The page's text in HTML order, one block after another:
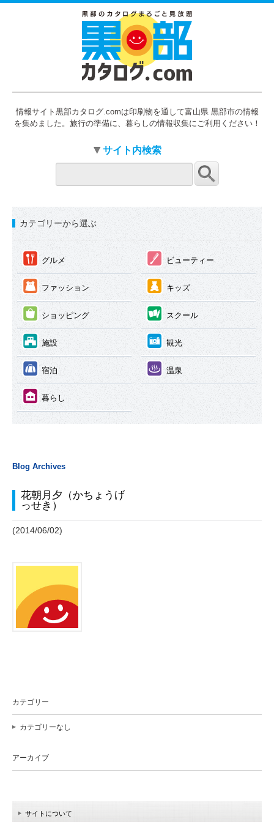
情報サイト黒部カタログ.comは印刷物を通して富山県 黒部市の情報
を集めました。旅行の準備に、暮らしの情報収集にご利用ください！
サイト内検索
カテゴリーから選ぶ
① グルメ ② ビューティー
③ ファッション ④ キッズ
⑤ ショッピング ⑥ スクール
⑦ 施設 ⑧ 観光
⑨ 宿泊 ⑩ 温泉
⑪ 暮らし
Blog Archives
花朝月夕（かちょうげ
っせき）
(2014/06/02)
カテゴリー
カテゴリーなし
アーカイブ
サイトについて